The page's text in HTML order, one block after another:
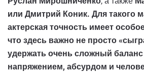
или Дмитрий Коник. Для такого
актерская точность имеет
что здесь важно не просто
удержать очень сложный
напряжением, абсурдом и